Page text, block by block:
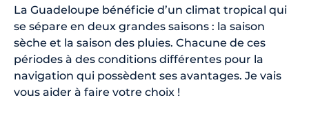
La Guadeloupe bénéficie d’un climat tropical qui
se sépare en deux grandes saisons : la saison
sèche et la saison des pluies. Chacune de ces
périodes à des conditions différentes pour la
navigation qui possèdent ses avantages. Je vais
vous aider à faire votre choix !